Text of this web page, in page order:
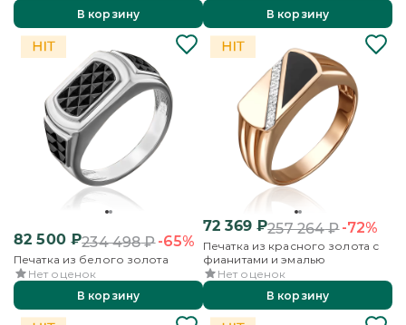
В корзину
В корзину
82 500₽234 498₽-65%
Печатка из белого золота
Нет оценок
В корзину
72 369₽257 264₽-72%
Печатка из красного золота с
фианитами и эмалью
Нет оценок
В корзину